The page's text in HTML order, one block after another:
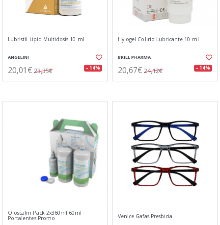
Lubristil Lipid Multidosis 10 ml
ANGELINI
20,01€ 23,35€ - 14%
Hylogel Colirio Lubricante 10 ml
BRILL PHARMA
20,67€ 24,12€ - 14%
Ojoscalm Pack 2x360ml 60ml
Portalentes Promo Venice Gafas Presbicia